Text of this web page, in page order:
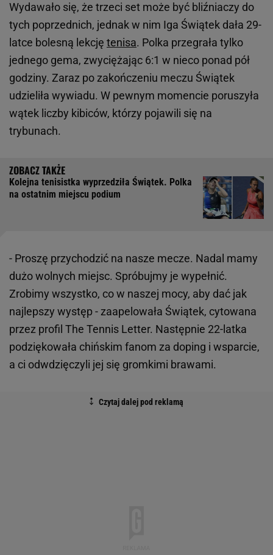
Wydawało się, że trzeci set może być bliźniaczy do
tych poprzednich, jednak w nim Iga Świątek dała 29-
latce bolesną lekcję tenisa. Polka przegrała tylko
jednego gema, zwyciężając 6:1 w nieco ponad pół
godziny. Zaraz po zakończeniu meczu Świątek
udzieliła wywiadu. W pewnym momencie poruszyła
wątek liczby kibiców, którzy pojawili się na
trybunach.
Kolejna tenisistka wyprzedziła Świątek. Polka
na ostatnim miejscu podium
- Proszę przychodzić na nasze mecze. Nadal mamy
dużo wolnych miejsc. Spróbujmy je wypełnić.
Zrobimy wszystko, co w naszej mocy, aby dać jak
najlepszy występ - zaapelowała Świątek, cytowana
przez profil The Tennis Letter. Następnie 22-latka
podziękowała chińskim fanom za doping i wsparcie,
a ci odwdzięczyli jej się gromkimi brawami.